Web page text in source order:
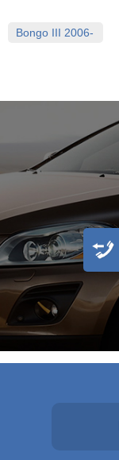
Bongo III 2006-